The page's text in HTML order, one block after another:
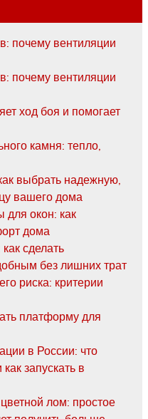
почему вентиляции
почему вентиляции
ход боя и помогает
камня: тепло,
выбрать надежную,
вашего дома
окон: как
дома
сделать
без лишних трат
риска: критерии
платформу для
в России: что
запускать в
лом: простое